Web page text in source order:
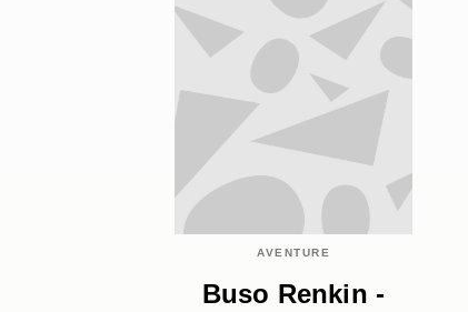
AVENTURE
Buso Renkin -